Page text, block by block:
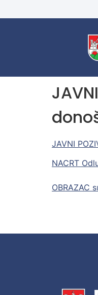
JAVNI
NACRT
OBRAZAC